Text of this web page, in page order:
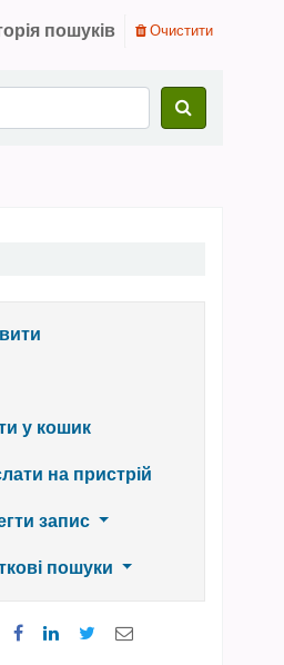
пошуків Очистити
у кошик
на пристрій
запис
пошуки